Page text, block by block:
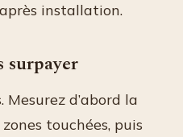
installation.
surpayer
Mesurez d’abord la
touchées, puis